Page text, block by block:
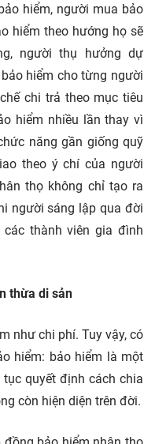
hiểm, người mua bảo
hiểm theo hướng họ sẽ
người thụ hưởng dự
hiểm cho từng người
chi trả theo mục tiêu
hiểm nhiều lần thay vì
năng gần giống quỹ
theo ý chí của người
thọ không chỉ tạo ra
người sáng lập qua đời
thành viên gia đình
thừa di sản
như chi phí. Tuy vậy, có
hiểm: bảo hiểm là một
quyết định cách chia
còn hiện diện trên đời.